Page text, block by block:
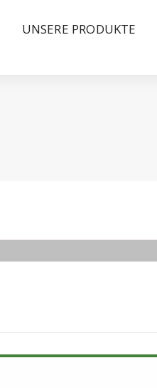
UNSERE PRODUKTE